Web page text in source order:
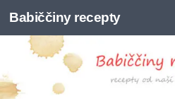
Skip to content
Babiččiny recepty